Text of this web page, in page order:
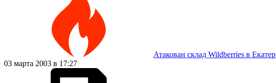
Атакован склад Wildberries в
03 марта 2003 в 17:27